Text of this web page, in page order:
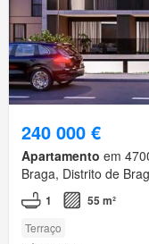
240 000 €
Apartamento em
Braga, Distrito de
1 55 m²
Terraço